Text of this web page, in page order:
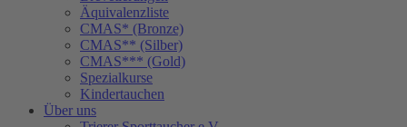
Äquivalenzliste
CMAS* (Bronze)
CMAS** (Silber)
CMAS*** (Gold)
Spezialkurse
Kindertauchen
Über uns